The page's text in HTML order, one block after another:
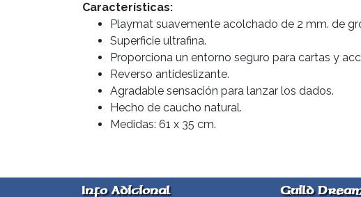
Características:
Playmat suavemente acolchado de 2 mm. de
Superficie ultrafina.
Proporciona un entorno seguro para cartas y
Reverso antideslizante.
Agradable sensación para lanzar los dados.
Hecho de caucho natural.
Medidas: 61 x 35 cm.
Info Adicional Guild